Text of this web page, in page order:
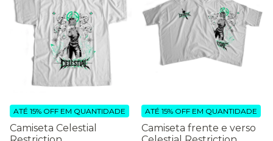
Camiseta Celestial
ATÉ 15% OFF EM QUANTIDADE
Camiseta frente e verso
ATÉ 15% OFF EM QUANTIDADE